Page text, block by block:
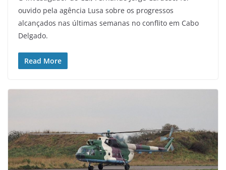
ouvido pela agência Lusa sobre os progressos
alcançados nas últimas semanas no conflito em Cabo
Delgado.
Read More